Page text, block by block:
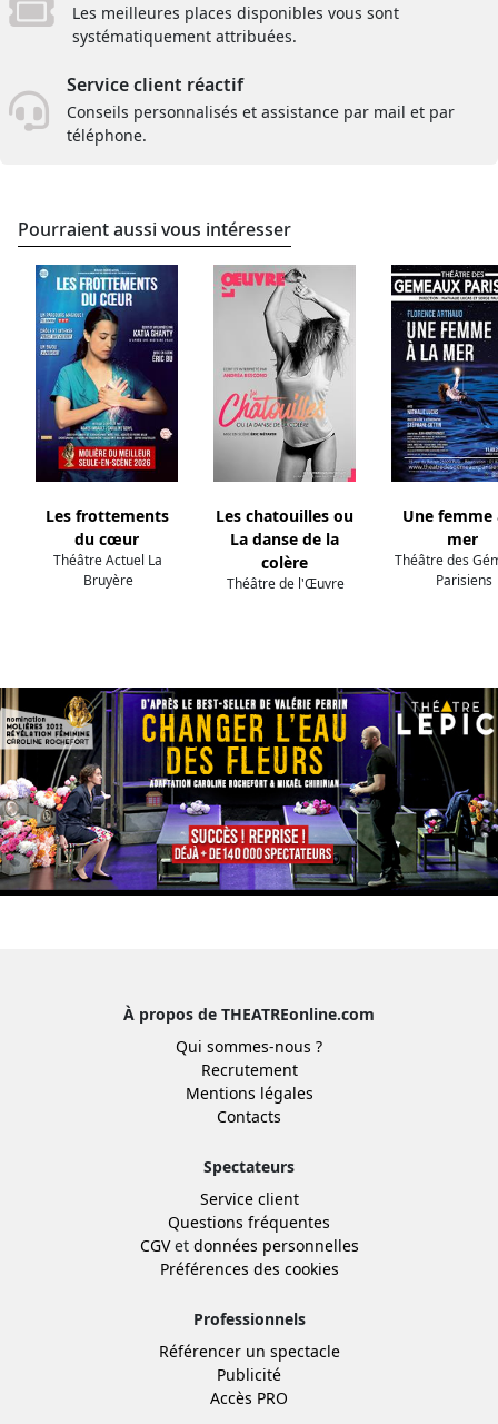
Les meilleures places disponibles vous sont
systématiquement attribuées.
Service client réactif
Conseils personnalisés et assistance par mail et par
téléphone.
Pourraient aussi vous intéresser
Les frottements
du cœur
Théâtre Actuel La
Bruyère
Les chatouilles ou
La danse de la
colère
Théâtre de l'Œuvre
Une femme
mer
Théâtre des
Parisiens
À propos de THEATREonline.com
Qui sommes-nous ?
Recrutement
Mentions légales
Contacts
Spectateurs
Service client
Questions fréquentes
CGVet données personnelles
Préférences des cookies
Professionnels
Référencer un spectacle
Publicité
Accès PRO